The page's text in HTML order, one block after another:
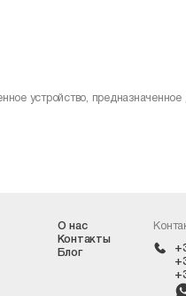
устройство,
О нас
Контакты
Блог